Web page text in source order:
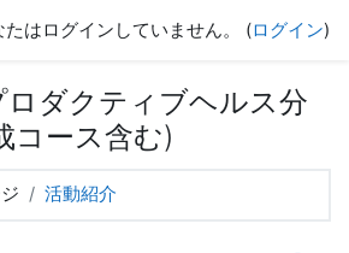
たはログインしていません。 (ログイン)
ロダクティブヘルス分
コース含む)
活動紹介